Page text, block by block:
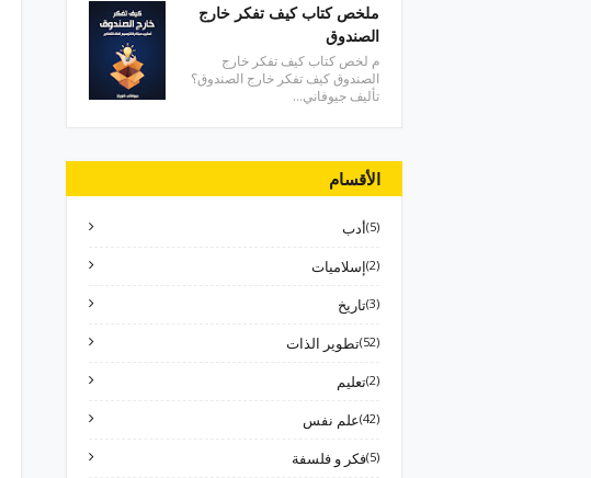
ملخص كتاب كيف تفكر خارج
الصندوق
م لخص كتاب كيف تفكر خارج
الصندوق كيف تفكر خارج الصندوق؟
تأليف جيوفاني…
الأقسام
أدب (5)
إسلاميات (2)
تاريخ (3)
تطوير الذات (52)
تعليم (2)
علم نفس (42)
فكر و فلسفة (5)